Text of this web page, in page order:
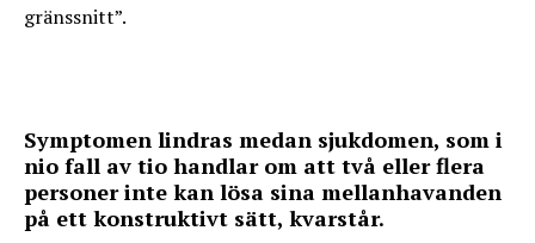
gränssnitt”.
Symptomen lindras medan sjukdomen, som i
nio fall av tio handlar om att två eller flera
personer inte kan lösa sina mellanhavanden
på ett konstruktivt sätt, kvarstår.